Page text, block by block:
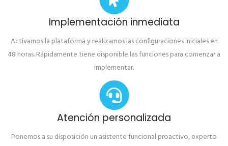
Implementación inmediata
Activamos la plataforma y realizamos las configuraciones iniciales en
48 horas. Rápidamente tiene disponible las funciones para comenzar a
implementar.
Atención personalizada
Ponemos a su disposición un asistente funcional proactivo, experto